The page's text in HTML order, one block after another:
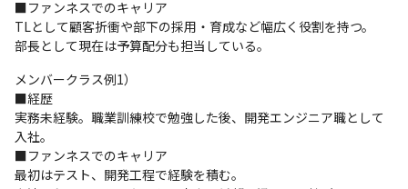
■ファンネスでのキャリア
TLとして顧客折衝や部下の採用・育成など幅広く役割を持つ。
部長として現在は予算配分も担当している。
メンバークラス例1）
■経歴
実務未経験。職業訓練校で勉強した後、開発エンジニア職として
入社。
■ファンネスでのキャリア
最初はテスト、開発工程で経験を積む。